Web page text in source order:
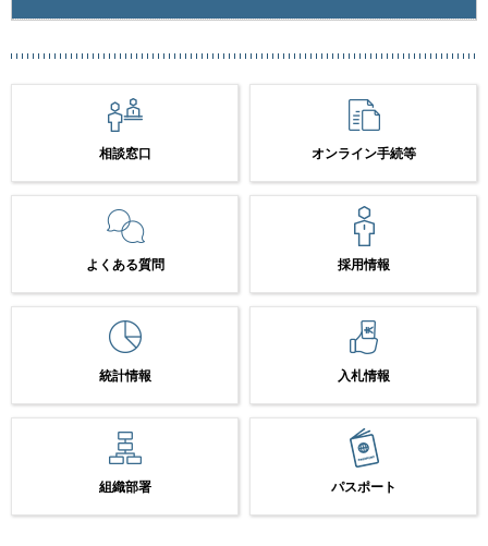
相談窓口 オンライン手続等
よくある質問 採用情報
統計情報 入札情報
組織部署 パスポート